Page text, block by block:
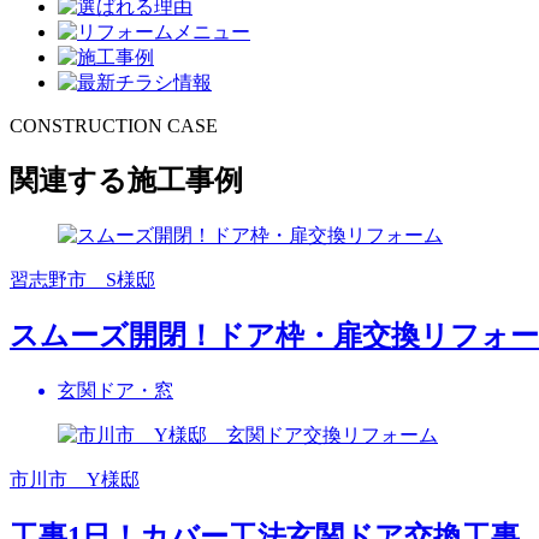
CONSTRUCTION CASE
関連する施工事例
習志野市 S様邸
スムーズ開閉！ドア枠・扉交換リフォ
玄関ドア・窓
市川市 Y様邸